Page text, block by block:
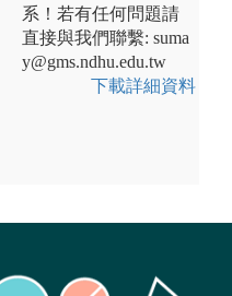
系！若有任何問題請
直接與我們聯繫: suma
y@gms.ndhu.edu.tw
下載詳細資料